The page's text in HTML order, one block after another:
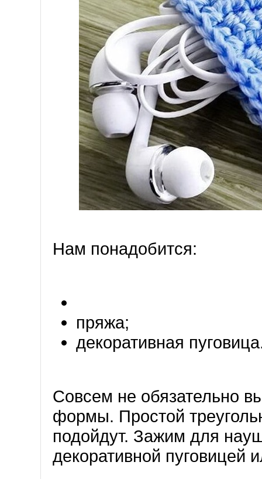
Нам понадобится:
пряжа;
декоративная
Совсем не обязательно
формы. Простой
подойдут. Зажим для
декоративной пуговицей